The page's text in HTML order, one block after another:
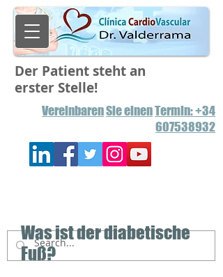
Der Patient steht an
erster Stelle!
VereinbarenSie einenTermin: +34
607538932
Was ist der diabetische
Fuß?